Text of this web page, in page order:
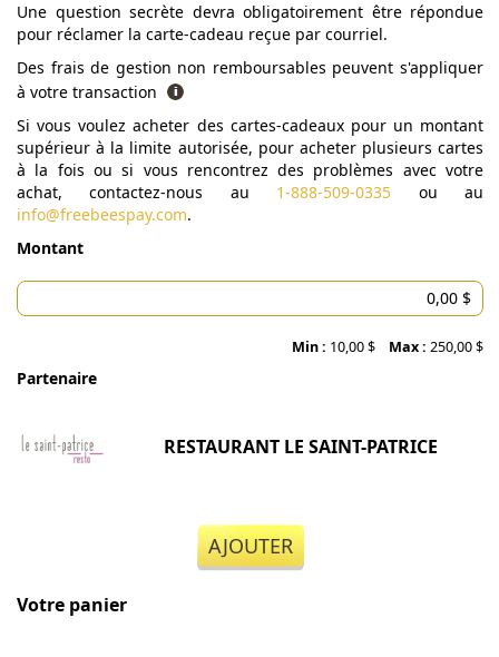
Une question secrète devra obligatoirement être répondue
pour réclamer la carte-cadeau reçue par courriel.
Des frais de gestion non remboursables peuvent s'appliquer
à votre transaction
Si vous voulez acheter des cartes-cadeaux pour un montant
supérieur à la limite autorisée, pour acheter plusieurs cartes
à la fois ou si vous rencontrez des problèmes avec votre
achat, contactez-nous au 1-888-509-0335 ou au
info@freebeespay.com.
Montant
Min : 10,00 $ Max : 250,00 $
Partenaire
RESTAURANT LE SAINT-PATRICE
AJOUTER
Votre panier